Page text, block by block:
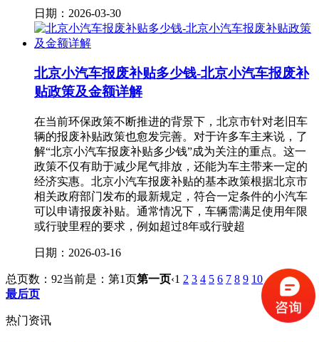
日期：2026-03-30
北京小汽车报废补贴多少钱-北京小汽车报废补
贴政策及金额详解
在当前环保政策不断推进的背景下，北京市针对老旧车
辆的报废补贴政策也愈发完善。对于许多车主来说，了
解“北京小汽车报废补贴多少钱”成为关注的重点。这一
政策不仅有助于减少尾气排放，还能为车主带来一定的
经济实惠。北京小汽车报废补贴的基本政策根据北京市
相关政府部门发布的最新规定，符合一定条件的小汽车
可以申请报废补贴。通常情况下，车辆需满足使用年限
或行驶里程的要求，例如超过8年或行驶超
日期：2026-03-16
总页数：92当前是：第1页第一页‹1 2 3 4 5 6 7 8 9 10... 91 92
最后页
热门资讯